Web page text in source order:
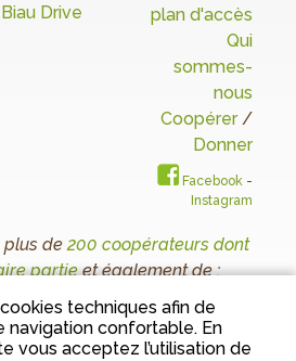
Biau Drive
plan d'accès
Qui
sommes-
nous
Coopérer /
Donner
Facebook -
Instagram
plus de 200 coopérateurs dont
partieet également de :
de VenteIMentions
techniques afin de
navigation confortable. En
vous acceptez l’utilisation de